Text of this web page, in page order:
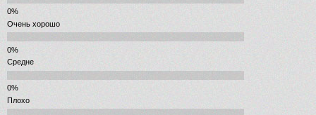
Очень хорошо
Средне
Плохо